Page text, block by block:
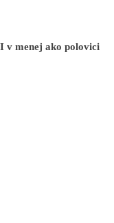
v menej ako polovici